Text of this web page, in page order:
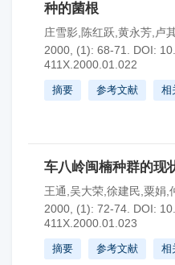
种的菌根
庄雪影,陈红跃,黄永芳,卢
2000, (1): 68-71.
DOI:
411X.2000.01.022
摘要 参考文献 相
车八岭闽楠种群的现
王通,吴大荣,徐建民,粟娟,
2000, (1): 72-74. DOI:
411X.2000.01.023
摘要 参考文献 相